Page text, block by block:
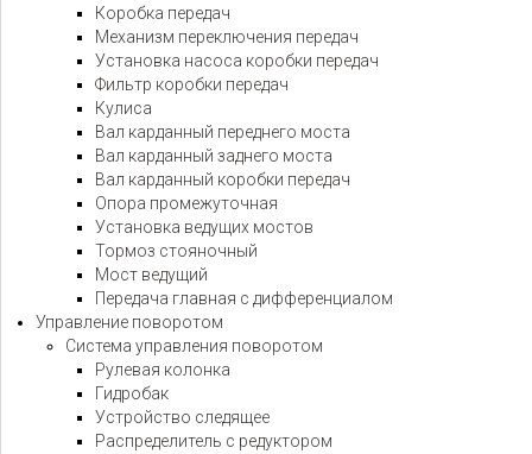
Коробка передач
Механизм переключения передач
Установка насоса коробки передач
Фильтр коробки передач
Кулиса
Вал карданный переднего моста
Вал карданный заднего моста
Вал карданный коробки передач
Опора промежуточная
Установка ведущих мостов
Тормоз стояночный
Мост ведущий
Передача главная с дифференциалом
Управление поворотом
Система управления поворотом
Рулевая колонка
Гидробак
Устройство следящее
Распределитель с редуктором